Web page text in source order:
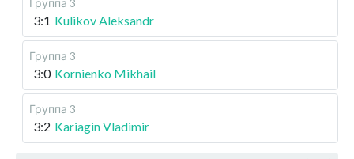
3:1 Kulikov Aleksandr
Группа 3
3:0 Kornienko Mikhail
Группа 3
3:2 Kariagin Vladimir